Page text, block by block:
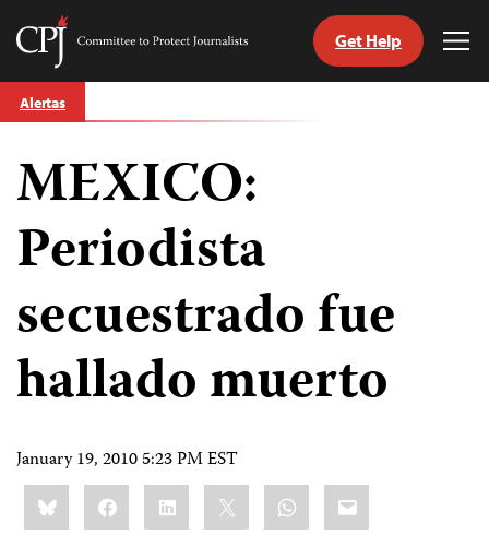
Skip
to
Committee
Journalists
Get Help
Alertas
MEXICO:
Periodista
secuestrado fue
hallado muerto
January 19, 2010 5:23 PM EST
Share
this:BlueskyFacebookLinkedIn WhatsApp
Email